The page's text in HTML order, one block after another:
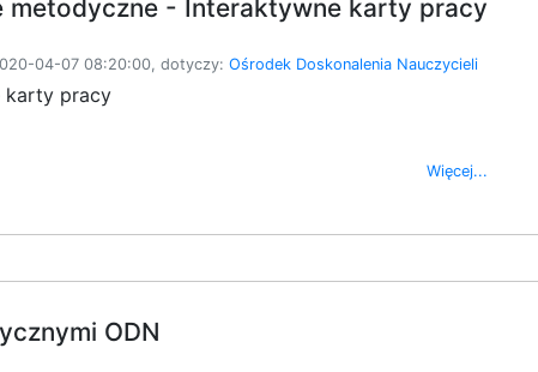
metodyczne - Interaktywne karty pracy
04-07 08:20:00, dotyczy: Ośrodek Doskonalenia Nauczycieli
karty pracy
Więcej...
ODN